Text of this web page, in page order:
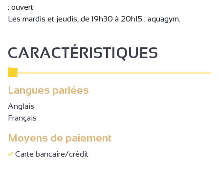
: ouvert
Les mardis et jeudis, de 19h30 à 20h15 : aquagym.
CARACTÉRISTIQUES
Langues parlées
Anglais
Français
Moyens de paiement
Carte bancaire/crédit